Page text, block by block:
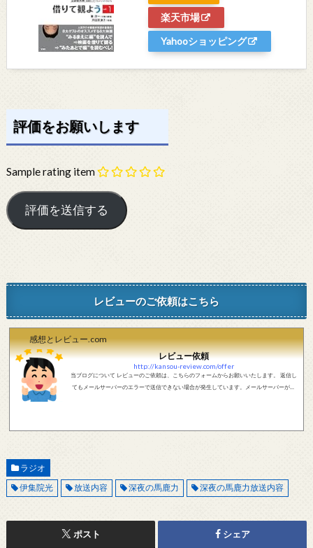
楽天市場
Yahooショッピング
評価をお願いします
Sample rating item
レビューのご依頼はこちら
感想とレビュー.com
レビュー依頼
http://kansou-review.com/offer
当ブログについて レビューのご依頼は、こちらのフォームからお願いいたします。 返信し
てもメールサーバーのエラーで送信できない場合が発生しています。メールサーバーが正
ラジオ
伊集院光
放送内容 深夜の馬鹿力 深夜の馬鹿力放送内容
ポスト シェア